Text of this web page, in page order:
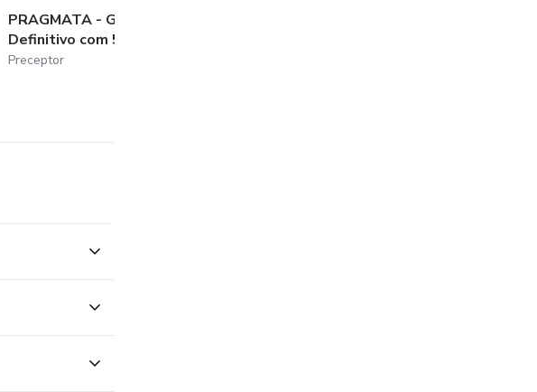
PRAGMATA - Guia
Definitivo com 56 páginas
Preceptor